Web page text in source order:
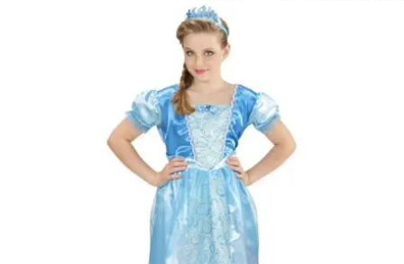
kalapok,
varázspálca,